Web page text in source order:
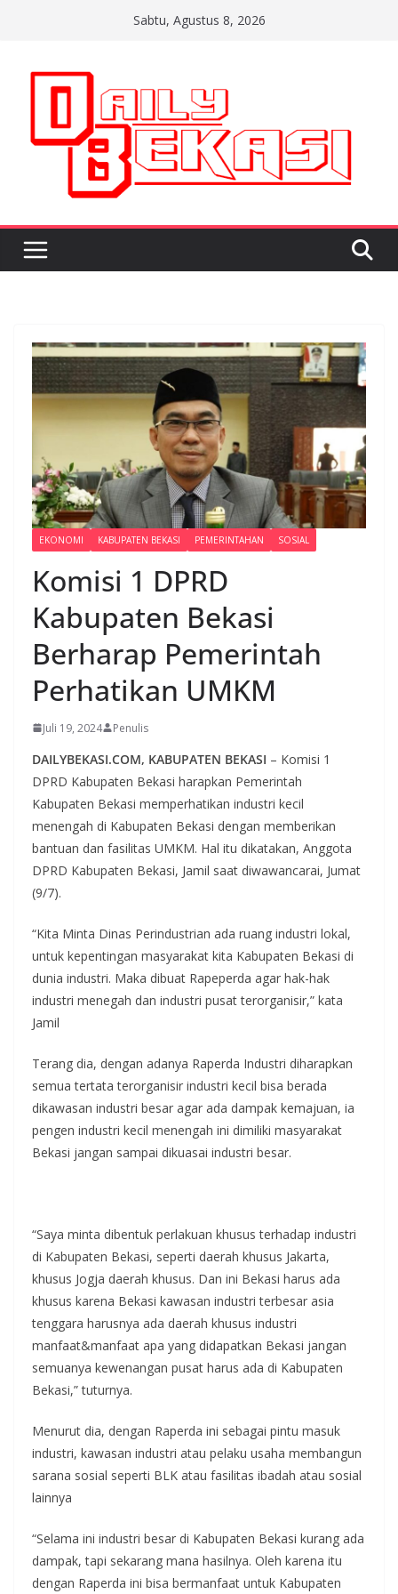
Sabtu, Agustus 8, 2026
EKONOMI KABUPATEN BEKASI PEMERINTAHAN SOSIAL
Komisi 1 DPRD
Kabupaten Bekasi
Berharap Pemerintah
Perhatikan UMKM
Juli 19, 2024 Penulis
DAILYBEKASI.COM, KABUPATEN BEKASI – Komisi 1
DPRD Kabupaten Bekasi harapkan Pemerintah
Kabupaten Bekasi memperhatikan industri kecil
menengah di Kabupaten Bekasi dengan memberikan
bantuan dan fasilitas UMKM. Hal itu dikatakan, Anggota
DPRD Kabupaten Bekasi, Jamil saat diwawancarai, Jumat
(9/7).
“Kita Minta Dinas Perindustrian ada ruang industri lokal,
untuk kepentingan masyarakat kita Kabupaten Bekasi di
dunia industri. Maka dibuat Rapeperda agar hak-hak
industri menegah dan industri pusat terorganisir,” kata
Jamil
Terang dia, dengan adanya Raperda Industri diharapkan
semua tertata terorganisir industri kecil bisa berada
dikawasan industri besar agar ada dampak kemajuan, ia
pengen industri kecil menengah ini dimiliki masyarakat
Bekasi jangan sampai dikuasai industri besar.
“Saya minta dibentuk perlakuan khusus terhadap industri
di Kabupaten Bekasi, seperti daerah khusus Jakarta,
khusus Jogja daerah khusus. Dan ini Bekasi harus ada
khusus karena Bekasi kawasan industri terbesar asia
tenggara harusnya ada daerah khusus industri
manfaat&manfaat apa yang didapatkan Bekasi jangan
semuanya kewenangan pusat harus ada di Kabupaten
Bekasi,” tuturnya.
Menurut dia, dengan Raperda ini sebagai pintu masuk
industri, kawasan industri atau pelaku usaha membangun
sarana sosial seperti BLK atau fasilitas ibadah atau sosial
lainnya
“Selama ini industri besar di Kabupaten Bekasi kurang ada
dampak, tapi sekarang mana hasilnya. Oleh karena itu
dengan Raperda ini bisa bermanfaat untuk Kabupaten